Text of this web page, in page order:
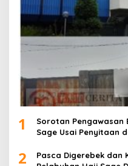
1
Sorotan Pengawasan
Sage Usai Penyitaan
2
Pasca Digerebek dan